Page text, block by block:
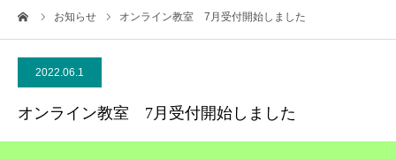
お知らせ オンライン教室 7月受付開始しました
2022.06.1
オンライン教室 7月受付開始しました
研修
ブログ
お問合せ